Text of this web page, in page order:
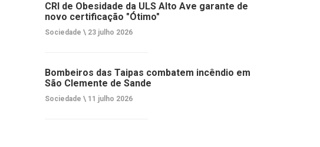
CRI de Obesidade da ULS Alto Ave garante de
novo certificação "Ótimo"
Sociedade \ 23 julho 2026
Bombeiros das Taipas combatem incêndio em
São Clemente de Sande
Sociedade \ 11 julho 2026